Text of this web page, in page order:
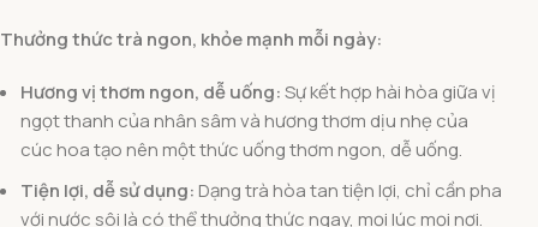
Thưởng thức trà ngon, khỏe mạnh mỗi ngày:
Hương vị thơm ngon, dễ uống:Sự kết hợp hài hòa giữa vị
ngọt thanh của nhân sâm và hương thơm dịu nhẹ của
cúc hoa tạo nên một thức uống thơm ngon, dễ uống.
Tiện lợi, dễ sử dụng: Dạng trà hòa tan tiện lợi, chỉ cần pha
với nước sôi là có thể thưởng thức ngay, mọi lúc mọi nơi.